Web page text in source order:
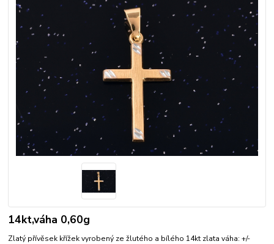
14kt,váha 0,60g
Zlatý přívěsek křížek vyrobený ze žlutého a bílého 14kt zlata váha: +/-